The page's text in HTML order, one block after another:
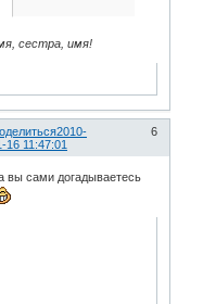
сестра, имя!
6
2010-
16 11:47:01
вы сами догадываетесь